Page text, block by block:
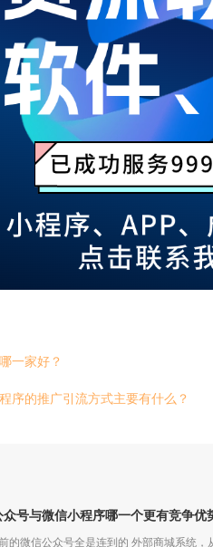
一家好？
序的推广引流方式主要有什么？
众号与微信小程序哪一个更有竞争优
的微信公众号全是连到的 外部商城系统